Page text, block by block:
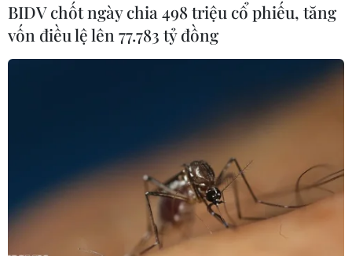
Nhà chức trách Iran tạm thả học giả người
Pháp Fariba Adelkhah
04/10/2020 02:54
BIDV chốt ngày chia 498 triệu cổ phiếu, tăng
vốn điều lệ lên 77.783 tỷ đồng